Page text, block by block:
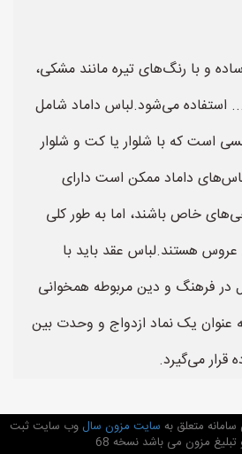
و با رنگ‌های تیره مانند مشکی،
استفاده می‌شود.لباس داماد شامل
است که با شلوار یا کت و شلوار
داماد ممکن است دارای
خاص باشند، اما به طور کلی
هستند.لباس عقد باید با
فرهنگ و دین مربوطه همخوانی
عنوان یک نماد ازدواج و وحدت بین
قرار می‌گیرد.
متعلق به سایت مزون سال وب سایت ثبت
مزون می باشد نسخه 68